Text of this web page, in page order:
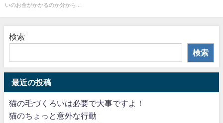
いのお金がかかるのか分から...
検索
検索
最近の投稿
猫の毛づくろいは必要で大事ですよ！
猫のちょっと意外な行動